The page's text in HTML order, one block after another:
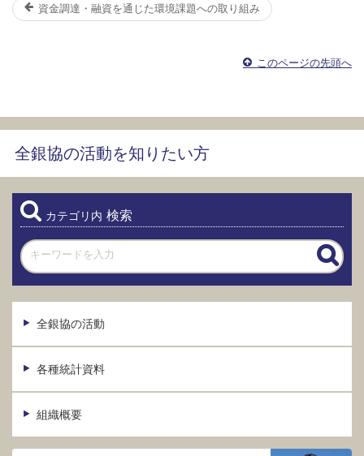
資金調達・融資を通じた環境課題への取り組み
このページの先頭へ
全銀協の活動を知りたい方
カテゴリ内 検索
全銀協の活動
各種統計資料
組織概要